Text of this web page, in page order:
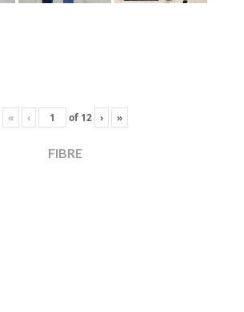
« ‹ of 12 › »
FIBRE